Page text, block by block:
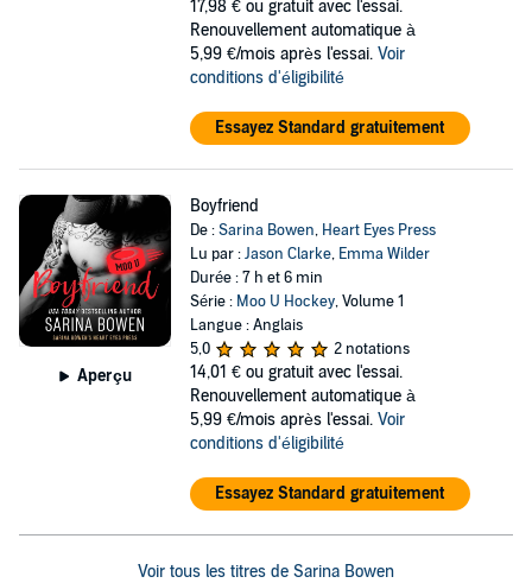
17,98 € ou gratuit avec l'essai.
Renouvellement automatique à
5,99 €/mois après l'essai. Voir
conditions d'éligibilité
Essayez Standard gratuitement
Aperçu
Boyfriend
De :Sarina Bowen, Heart Eyes Press
Lu par :Jason Clarke, Emma Wilder
Durée : 7 h et 6 min
Série : Moo U Hockey, Volume 1
Langue : Anglais
5,0
2 notations
14,01 € ou gratuit avec l'essai.
Renouvellement automatique à
5,99 €/mois après l'essai. Voir
conditions d'éligibilité
Essayez Standard gratuitement
Voir tous les titres de Sarina Bowen